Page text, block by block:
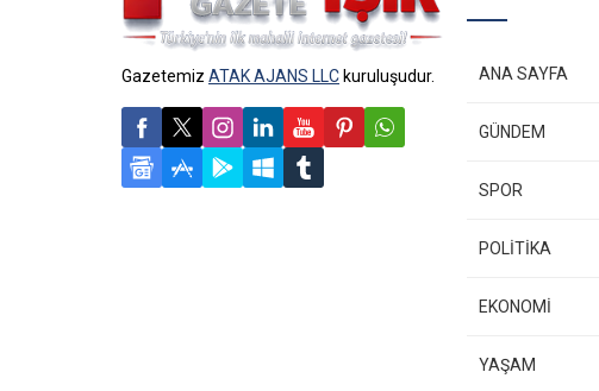
Gazetemiz ATAK AJANS LLC kuruluşudur. ANA SAYFA
GÜNDEM
SPOR
POLİTİKA
EKONOMİ
YAŞAM